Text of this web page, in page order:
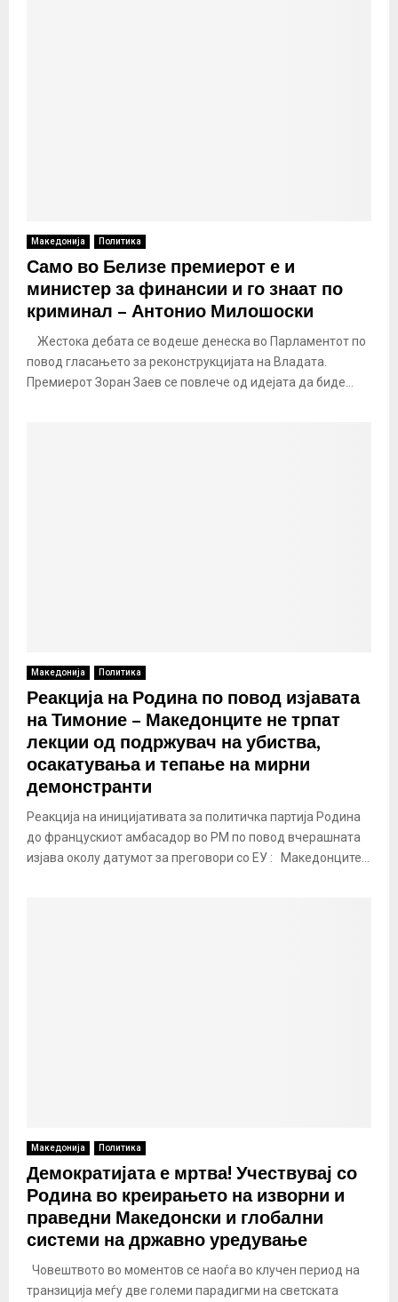
Македонија Политика
Само во Белизе премиерот е и
министер за финансии и го знаат по
криминал – Антонио Милошоски
Жестока дебата се водеше денеска во Парламентот по
повод гласањето за реконструкцијата на Владата.
Премиерот Зоран Заев се повлече од идејата да биде...
Македонија Политика
Реакција на Родина по повод изјавата
на Тимоние – Македонците не трпат
лекции од подржувач на убиства,
осакатувања и тепање на мирни
демонстранти
Реакција на иницијативата за политичка партија Родина
до францускиот амбасадор во РМ по повод вчерашната
изјава околу датумот за преговори со ЕУ : Македонците...
Македонија Политика
Демократијата е мртва! Учествувај со
Родина во креирањето на изворни и
праведни Македонски и глобални
системи на државно уредување
Човештвото во моментов се наоѓа во клучен период на
транзиција меѓу две големи парадигми на светската